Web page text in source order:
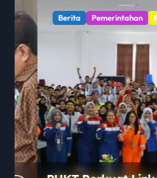
Pemerintahan